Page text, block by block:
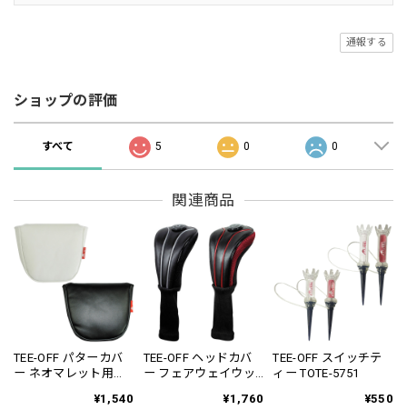
通報する
ショップの評価
すべて 5 0 0
関連商品
TEE-OFF パターカバ
ー ネオマレット用
¥1,540
TEE-OFF ヘッドカバ
ー フェアウェイウッ
¥1,760
TEE-OFF スイッチテ
ィー TOTE-5751
¥550